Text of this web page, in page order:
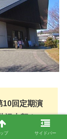
10回定期演
沢大賀ホー
プ サイドバー